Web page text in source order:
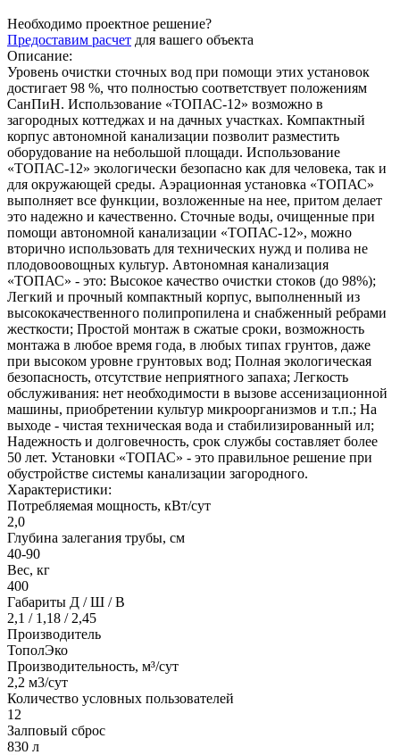
Необходимо проектное решение?
Предоставим расчет для вашего объекта
Описание:
Уровень очистки сточных вод при помощи этих установок
достигает 98 %, что полностью соответствует положениям
СанПиН. Использование «ТОПАС-12» возможно в
загородных коттеджах и на дачных участках. Компактный
корпус автономной канализации позволит разместить
оборудование на небольшой площади. Использование
«ТОПАС-12» экологически безопасно как для человека, так и
для окружающей среды. Аэрационная установка «ТОПАС»
выполняет все функции, возложенные на нее, притом делает
это надежно и качественно. Сточные воды, очищенные при
помощи автономной канализации «ТОПАС-12», можно
вторично использовать для технических нужд и полива не
плодовоовощных культур. Автономная канализация
«ТОПАС» - это: Высокое качество очистки стоков (до 98%);
Легкий и прочный компактный корпус, выполненный из
высококачественного полипропилена и снабженный ребрами
жесткости; Простой монтаж в сжатые сроки, возможность
монтажа в любое время года, в любых типах грунтов, даже
при высоком уровне грунтовых вод; Полная экологическая
безопасность, отсутствие неприятного запаха; Легкость
обслуживания: нет необходимости в вызове ассенизационной
машины, приобретении культур микроорганизмов и т.п.; На
выходе - чистая техническая вода и стабилизированный ил;
Надежность и долговечность, срок службы составляет более
50 лет. Установки «ТОПАС» - это правильное решение при
обустройстве системы канализации загородного.
Характеристики:
Потребляемая мощность, кВт/сут
2,0
Глубина залегания трубы, см
40-90
Вес, кг
400
Габариты Д / Ш / В
2,1 / 1,18 / 2,45
Производитель
ТополЭко
Производительность, м³/сут
2,2 м3/сут
Количество условных пользователей
12
Залповый сброс
830 л